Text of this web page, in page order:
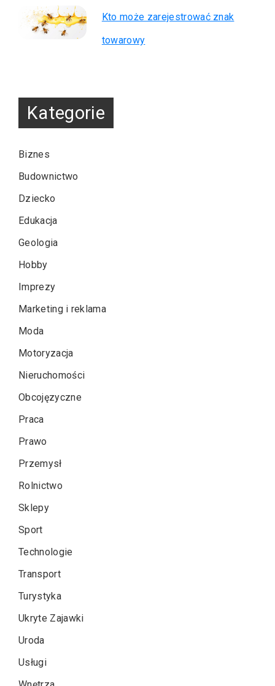
Kto może zarejestrować znak
towarowy
Kategorie
Biznes
Budownictwo
Dziecko
Edukacja
Geologia
Hobby
Imprezy
Marketing i reklama
Moda
Motoryzacja
Nieruchomości
Obcojęzyczne
Praca
Prawo
Przemysł
Rolnictwo
Sklepy
Sport
Technologie
Transport
Turystyka
Ukryte Zajawki
Uroda
Usługi